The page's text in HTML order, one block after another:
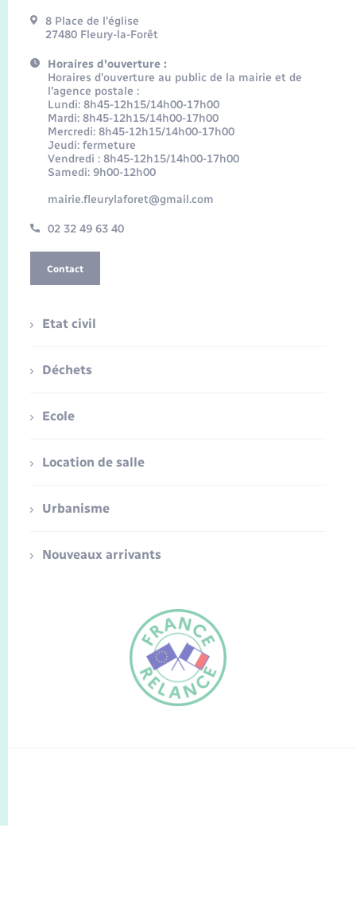
FR
8 Place de l’église
27480 Fleury-la-Forêt
Horaires d'ouverture :
Horaires d’ouverture au public de la mairie et de
l’agence postale :
Lundi: 8h45-12h15/14h00-17h00
Mardi: 8h45-12h15/14h00-17h00
Mercredi: 8h45-12h15/14h00-17h00
Jeudi: fermeture
Vendredi : 8h45-12h15/14h00-17h00
Samedi: 9h00-12h00
mairie.fleurylaforet@gmail.com
02 32 49 63 40
Contact
Etat civil
Déchets
Ecole
Location de salle
Urbanisme
Nouveaux arrivants